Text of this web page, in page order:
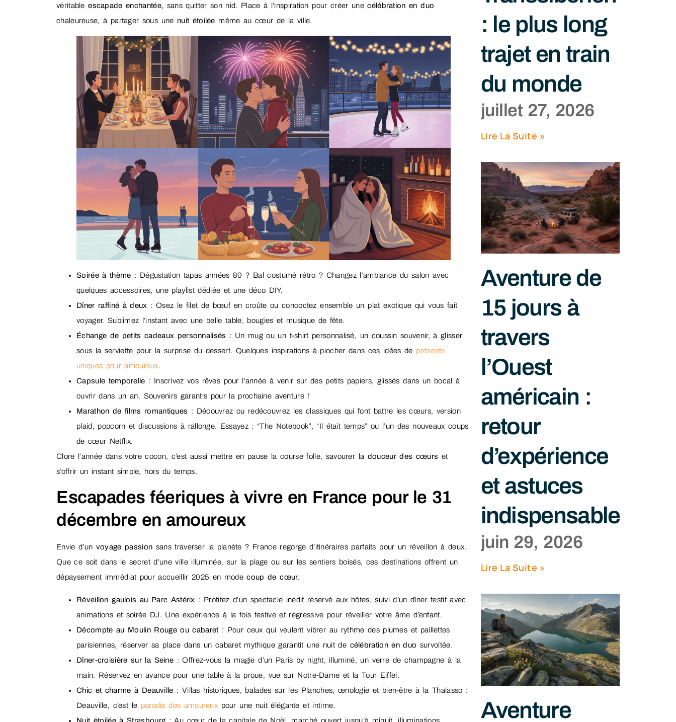
véritableescapade enchantée, sans quitter son nid. Place à l’inspiration pour créer unecélébration en duo
chaleureuse, à partager sous une nuit étoilée même au cœur de la ville.
Soirée à thème : Dégustation tapas années 80 ? Bal costumé rétro ? Changez l’ambiance du salon avec
quelques accessoires, une playlist dédiée et une déco DIY.
Dîner raffiné à deux : Osez le filet de bœuf en croûte ou concoctez ensemble un plat exotique qui vous fait
voyager. Sublimez l’instant avec une belle table, bougies et musique de fête.
Échange de petits cadeaux personnalisés : Un mug ou un t-shirt personnalisé, un coussin souvenir, à glisser
sous la serviette pour la surprise du dessert. Quelques inspirations à piocher dans ces idées de présents
uniques pour amoureux.
Capsule temporelle : Inscrivez vos rêves pour l’année à venir sur des petits papiers, glissés dans un bocal à
ouvrir dans un an. Souvenirs garantis pour la prochaine aventure !
Marathon de films romantiques : Découvrez ou redécouvrez les classiques qui font battre les cœurs, version
plaid, popcorn et discussions à rallonge. Essayez : “The Notebook”, “Il était temps” ou l’un des nouveaux coups
de cœur Netflix.
Clore l’année dans votre cocon, c’est aussi mettre en pause la course folle, savourer la douceur des cœurs et
s’offrir un instant simple, hors du temps.
Escapades féeriques à vivre en France pour le 31
décembre en amoureux
Envie d’un voyage passion sans traverser la planète ? France regorge d’itinéraires parfaits pour un réveillon à deux.
Que ce soit dans le secret d’une ville illuminée, sur la plage ou sur les sentiers boisés, ces destinations offrent un
dépaysement immédiat pour accueillir 2025 en modecoup de cœur.
Réveillon gaulois au Parc Astérix : Profitez d’un spectacle inédit réservé aux hôtes, suivi d’un dîner festif avec
animations et soirée DJ. Une expérience à la fois festive et régressive pour réveiller votre âme d’enfant.
Décompte au Moulin Rouge ou cabaret : Pour ceux qui veulent vibrer au rythme des plumes et paillettes
parisiennes, réserver sa place dans un cabaret mythique garantit une nuit de célébration en duo survoltée.
Dîner-croisière sur la Seine : Offrez-vous la magie d’un Paris by night, illuminé, un verre de champagne à la
main. Réservez en avance pour une table à la proue, vue sur Notre-Dame et la Tour Eiffel.
Chic et charme à Deauville : Villas historiques, balades sur les Planches, œnologie et bien-être à la Thalasso :
Deauville, c’est le paradis des amoureux pour une nuit élégante et intime.
: le plus long
trajet en train
du monde
juillet 27, 2026
Lire La Suite »
Aventure de
15 jours à
travers
l’Ouest
américain :
retour
d’expérience
et astuces
indispensables
juin 29, 2026
Lire La Suite »
Aventure